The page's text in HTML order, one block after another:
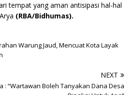
tempat yang aman antisipasi hal-hal
(RBA/Bidhumas).
Warung Jaud, Mencuat Kota Layak
NEXT
: “Wartawan Boleh Tanyakan Dana Desa